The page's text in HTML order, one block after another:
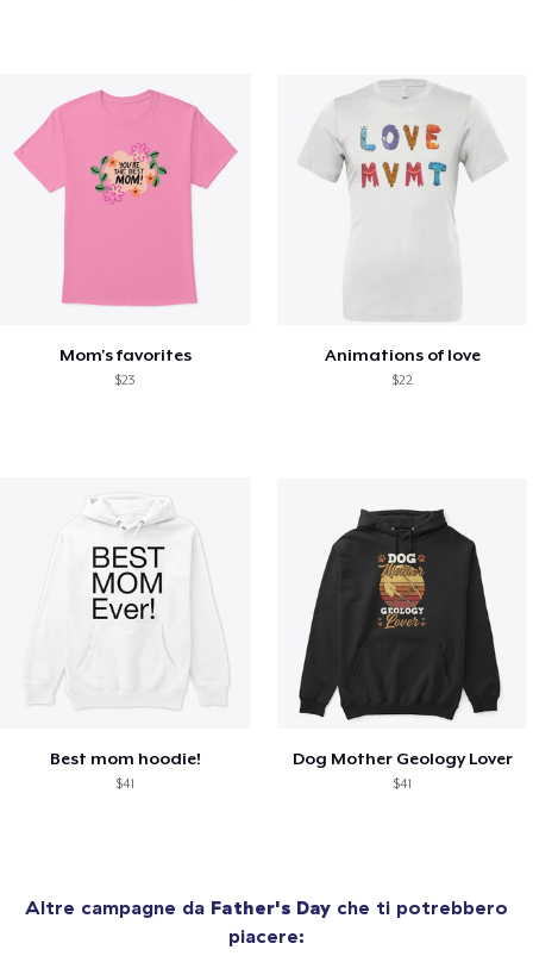
Mom's favorites
$23
Animations of love
$22
Best mom hoodie!
$41
Dog Mother Geology Lover
$41
Altre campagne da Father's Day che ti potrebbero
piacere: